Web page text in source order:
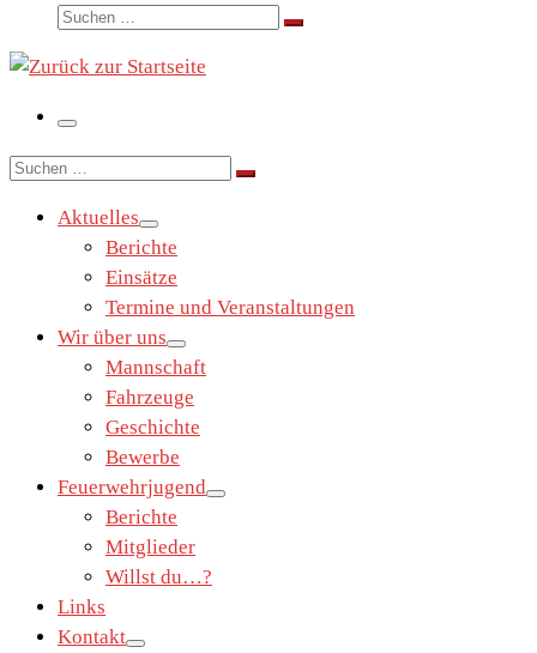
Suche
Suchen …
Menü
Suche
Suchen …
Aktuelles
Berichte
Einsätze
Termine und Veranstaltungen
Wir über uns
Mannschaft
Fahrzeuge
Geschichte
Bewerbe
Feuerwehrjugend
Berichte
Mitglieder
Willst du…?
Links
Kontakt